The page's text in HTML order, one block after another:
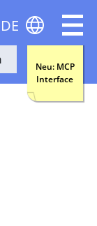
Neu: MCP
Interface
DE